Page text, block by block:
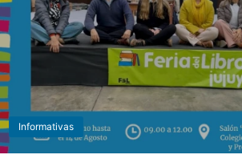
Informativas